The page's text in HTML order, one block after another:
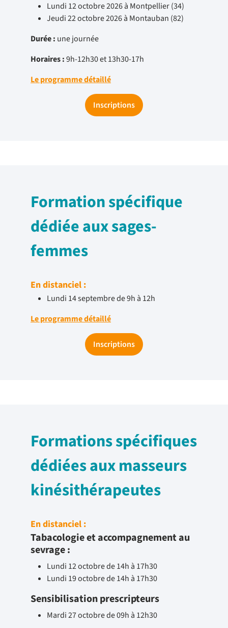
Lundi 12 octobre 2026 à Montpellier (34)
Jeudi 22 octobre 2026 à Montauban (82)
Durée : une journée
Horaires :9h-12h30 et 13h30-17h
Le programme détaillé
Inscriptions
Formation spécifique
dédiée aux sages-
femmes
En distanciel :
Lundi 14 septembre de 9h à 12h
Le programme détaillé
Inscriptions
Formations spécifiques
dédiées aux masseurs
kinésithérapeutes
En distanciel :
Tabacologie et accompagnement au
sevrage :
Lundi 12 octobre de 14h à 17h30
Lundi 19 octobre de 14h à 17h30
Sensibilisation prescripteurs
Mardi 27 octobre de 09h à 12h30